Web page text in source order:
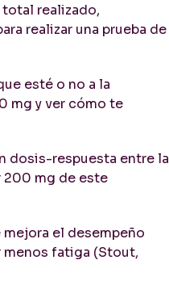
realizado,
realizar una prueba de
esté o no a la
mg y ver cómo te
dosis-respuesta entre la
200 mg de este
el desempeño
fatiga (Stout,